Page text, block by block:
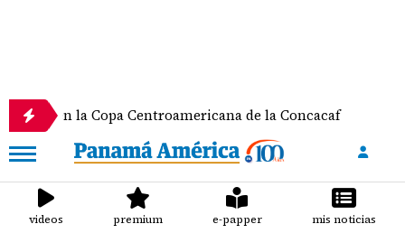
la Copa Centroamericana de la Concacaf
videos premium e-papper mis noticias